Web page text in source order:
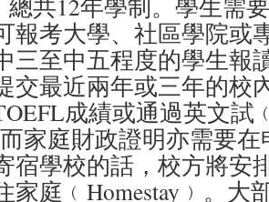
總共12年學制。學生需
報考大學、社區學院或
三至中五程度的學生報
交最近兩年或三年的校
成績或通過英文試
家庭財政證明亦需要
宿學校的話，校方將安
家庭﹙Homestay﹚。大